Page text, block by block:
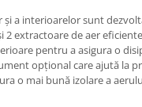
și a interioarelor sunt
2 extractoare de aer eficiente
pentru a asigura o
opțional care ajută la
o mai bună izolare a